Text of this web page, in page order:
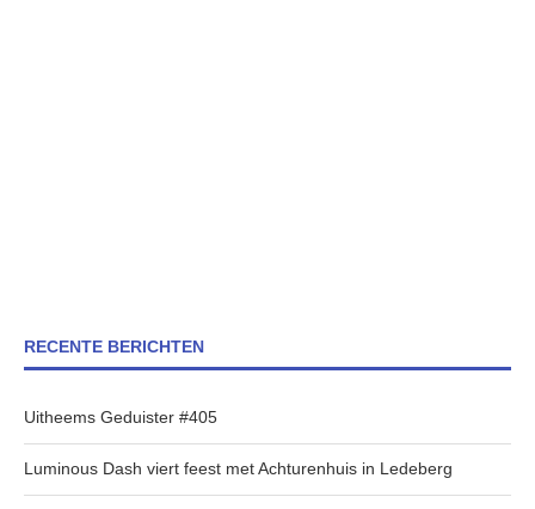
RECENTE BERICHTEN
Uitheems Geduister #405
Luminous Dash viert feest met Achturenhuis in Ledeberg